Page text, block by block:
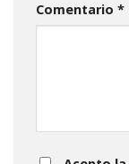
Comentario *